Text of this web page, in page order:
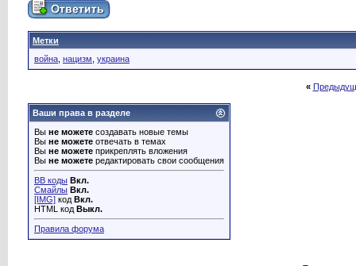
Метки
война нацизм украина
«
Ваши права в разделе
Вы не можете создавать новые темы
Вы не можете отвечать в темах
Вы не можете прикреплять вложения
Вы не можете редактировать свои сообщения
BB коды Вкл.
Смайлы Вкл.
[IMG] код Вкл.
HTML код Выкл.
Правила форума